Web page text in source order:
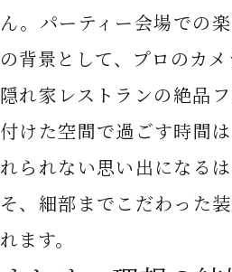
ん。パーティー会場での
の背景として、プロのカ
隠れ家レストランの絶品
付けた空間で過ごす時間
れられない思い出になる
そ、細部までこだわった
れます。